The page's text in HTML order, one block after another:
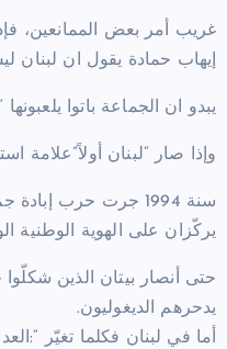
غريب أمر بعض الممانعين،
إيهاب حمادة يقول ان
يبدو ان الجماعة باتوا
وإذا صار “لبنان أولاً”علامة
يركّزان على الهوية الوطنية
يدحرهم الديغوليون.
أما في لبنان فكلما تغيّر